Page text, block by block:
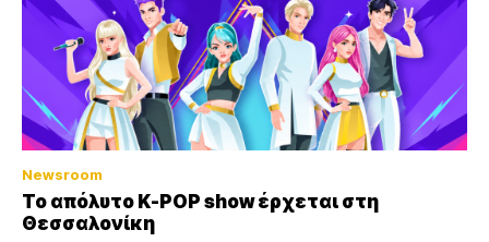
Newsroom
Το απόλυτο K-POP show έρχεται στη
Θεσσαλονίκη